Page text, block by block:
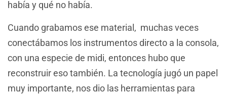
había y qué no había.
Cuando grabamos ese material, muchas veces
conectábamos los instrumentos directo a la consola,
con una especie de midi, entonces hubo que
reconstruir eso también. La tecnología jugó un papel
muy importante, nos dio las herramientas para